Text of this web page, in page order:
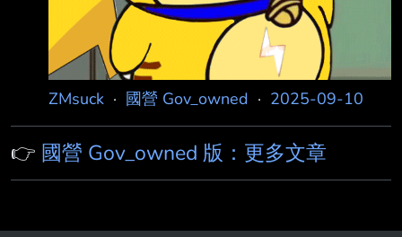
ZMsuck · 國營 Gov_owned · 2025-09-10
👉 國營 Gov_owned 版：更多文章